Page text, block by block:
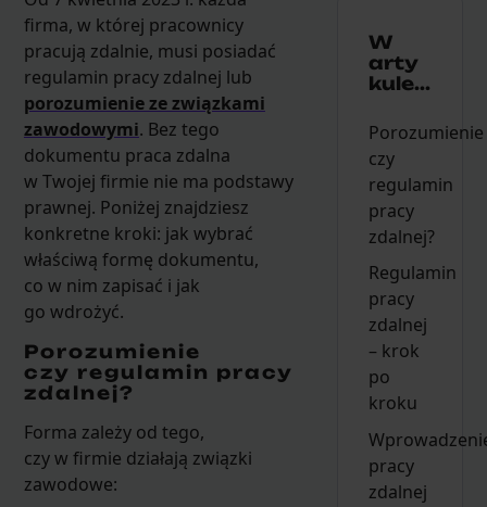
firma, w której pracownicy
pracują zdalnie, musi posiadać
regulamin pracy zdalnej lub
porozumienie ze związkami
zawodowymi. Bez tego
dokumentu praca zdalna
w Twojej firmie nie ma podstawy
prawnej. Poniżej znajdziesz
konkretne kroki: jak wybrać
właściwą formę dokumentu,
co w nim zapisać i jak
go wdrożyć.
Porozumienie
czy regulamin pracy
zdalnej?
Forma zależy od tego,
czy w firmie działają związki
zawodowe:
W
arty
kule...
Porozumienie
czy
regulamin
pracy
zdalnej?
Regulamin
pracy
zdalnej
– krok
po
kroku
pracy
zdalnej